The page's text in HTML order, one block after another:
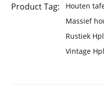
Product Tag: Houten
Massief
Rustiek
Vintage